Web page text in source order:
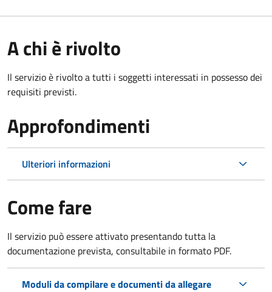
A chi è rivolto
Il servizio è rivolto a tutti i soggetti interessati in possesso dei
requisiti previsti.
Approfondimenti
Ulteriori informazioni
Come fare
Il servizio può essere attivato presentando tutta la
documentazione prevista, consultabile in formato PDF.
Moduli da compilare e documenti da allegare